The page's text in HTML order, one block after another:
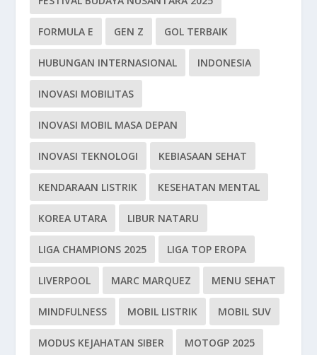
FORMULA E GEN Z GOL TERBAIK
HUBUNGAN INTERNASIONAL INDONESIA
INOVASI MOBILITAS
INOVASI MOBIL MASA DEPAN
INOVASI TEKNOLOGI KEBIASAAN SEHAT
KENDARAAN LISTRIK KESEHATAN MENTAL
KOREA UTARA LIBUR NATARU
LIGA CHAMPIONS 2025 LIGA TOP EROPA
LIVERPOOL MARC MARQUEZ MENU SEHAT
MINDFULNESS MOBIL LISTRIK MOBIL SUV
MODUS KEJAHATAN SIBER MOTOGP 2025